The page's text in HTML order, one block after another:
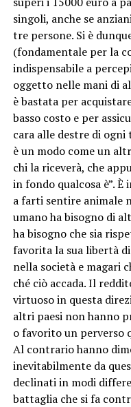
singoli, anche se
tre persone. Si è
(fondamentale per la
indispensabile a
oggetto nelle mani di
è bastata per
basso costo e per
cara alle destre di ogni
è un modo come un
chi la riceverà, che
in fondo qualcosa è”.
a farti sentire animale
umano ha bisogno di
ha bisogno che sia
favorita la sua libertà
nella società e magari
ché ciò accada. Il
virtuoso in questa
altri paesi non hanno
o favorito un perverso
Al contrario hanno
inevitabilmente da
declinati in modi
battaglia che si fa